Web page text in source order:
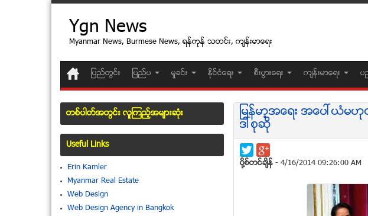
Ygn News
Myanmar News, Burmese News, ရန္ကုန္ သတင္း, က်န္းမာေရး
ျပည္တြင္း ျပည္ပ မႈခင္း ႏုိင္ငံေရး စီးပြားေရး က်န္းမာေရး ပ
ျမန္မာ့အေရး အေပၚယံ
ဒၚစုဆုိ
ပုိ႔စ္တင္ခ်ိန္- 4/16/2014 09:26:00 AM
တစ္ပါတ္အတြင္း လူၾကည့္အမ်ားဆံုး
Useful Links
Erin Kamler
Myanmar Real Estate
Web Design
Web Design Agency in Bangkok